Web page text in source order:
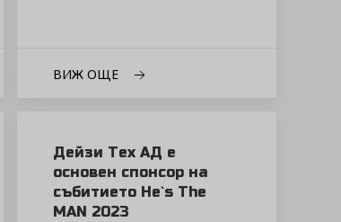
ВИЖ ОЩЕ
Дейзи Тех АД е
основен спонсор на
събитието He`s The
MAN 2023